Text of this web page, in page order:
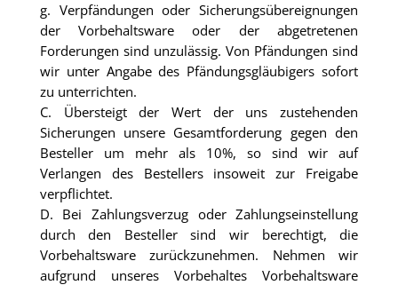
g. Verpfändungen oder Sicherungsübereignungen
der Vorbehaltsware oder der abgetretenen
Forderungen sind unzulässig. Von Pfändungen sind
wir unter Angabe des Pfändungsgläubigers sofort
zu unterrichten.
C. Übersteigt der Wert der uns zustehenden
Sicherungen unsere Gesamtforderung gegen den
Besteller um mehr als 10%, so sind wir auf
Verlangen des Bestellers insoweit zur Freigabe
verpflichtet.
D. Bei Zahlungsverzug oder Zahlungseinstellung
durch den Besteller sind wir berechtigt, die
Vorbehaltsware zurückzunehmen. Nehmen wir
aufgrund unseres Vorbehaltes Vorbehaltsware